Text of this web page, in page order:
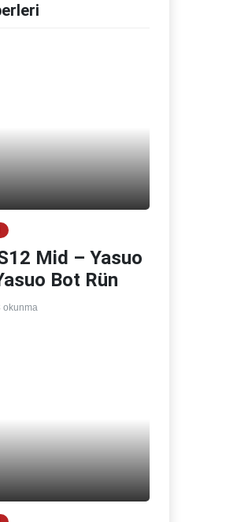
Mid – Yasuo
Bot Rün
okunma